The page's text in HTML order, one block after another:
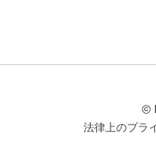
©
法律上のプラ